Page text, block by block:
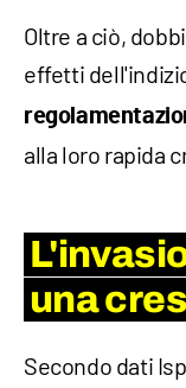
Oltre a ciò,
effetti
alla loro rapida
una
Secondo dati